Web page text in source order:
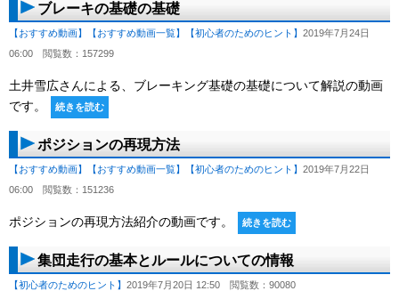
ブレーキの基礎の基礎
【おすすめ動画】 【おすすめ動画一覧】 【初心者のためのヒント】 2019年7月24日
06:00 閲覧数：157299
土井雪広さんによる、ブレーキング基礎の基礎について解説の動画
です。
続きを読む
ポジションの再現方法
【おすすめ動画】 【おすすめ動画一覧】 【初心者のためのヒント】 2019年7月22日
06:00 閲覧数：151236
ポジションの再現方法紹介の動画です。 続きを読む
集団走行の基本とルールについての情報
【初心者のためのヒント】 2019年7月20日 12:50 閲覧数：90080